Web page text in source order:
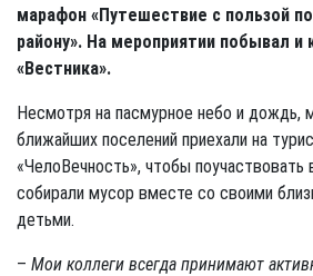
марафон «Путешествие с пользой
району». На мероприятии побывал и
«Вестника».
Несмотря на пасмурное небо и дождь,
ближайших поселений приехали на
«ЧелоВечность», чтобы поучаствовать
собирали мусор вместе со своими
детьми.
– Мои коллеги всегда принимают